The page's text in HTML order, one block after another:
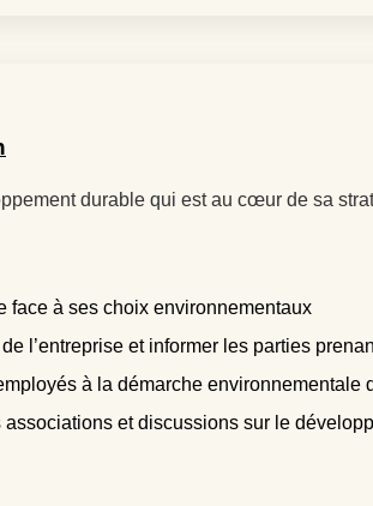
durable qui est au cœur de sa
face à ses choix environnementaux
l’entreprise et informer les parties
à la démarche environnementale
associations et discussions sur le